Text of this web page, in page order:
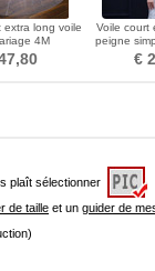
extra long voile
4M
Voile court
peigne
voile€
plaît sélectionner
de taille et un guider de